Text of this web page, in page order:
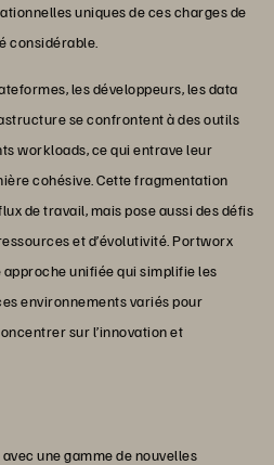
uniques de ces charges de
considérable.
les développeurs, les data
se confrontent à des outils
workloads, ce qui entrave leur
cohésive. Cette fragmentation
de travail, mais pose aussi des défis
et d’évolutivité. Portworx
unifiée qui simplifie les
environnements variés pour
sur l’innovation et
une gamme de nouvelles